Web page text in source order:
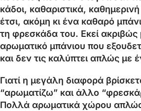
κάδοι, καθαριστικά,
έτσι, ακόμη κι ένα καθαρό
τη φρεσκάδα του. Εκεί ακριβώς
αρωματικό μπάνιου που
και δεν τις καλύπτει απλώς
Γιατί η μεγάλη διαφορά
“αρωματίζω” και άλλο
Πολλά αρωματικά χώρου